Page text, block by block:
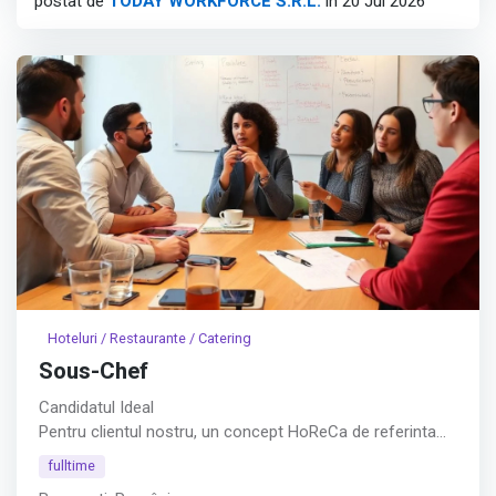
Hoteluri / Restaurante / Catering
Sous-Chef
Candidatul Ideal
Pentru clientul nostru, un concept HoReCa de referinta
din Bucuresti – (Piata Presei), recrutam Sous-Chef cu rol
fulltime